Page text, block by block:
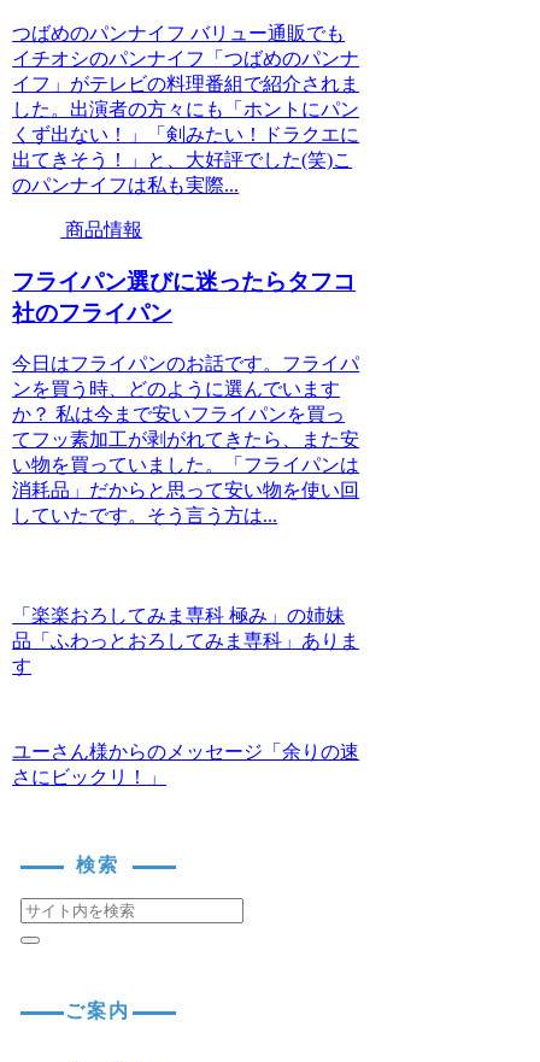
つばめのパンナイフ バリュー通販でも
イチオシのパンナイフ「つばめのパンナ
イフ」がテレビの料理番組で紹介されま
した。出演者の方々にも「ホントにパン
くず出ない！」「剣みたい！ドラクエに
出てきそう！」と、大好評でした(笑)こ
のパンナイフは私も実際...
商品情報
フライパン選びに迷ったらタフコ
社のフライパン
今日はフライパンのお話です。フライパ
ンを買う時、どのように選んでいます
か？ 私は今まで安いフライパンを買っ
てフッ素加工が剥がれてきたら、また安
い物を買っていました。「フライパンは
消耗品」だからと思って安い物を使い回
していたです。そう言う方は...
「楽楽おろしてみま専科 極み」の姉妹
品「ふわっとおろしてみま専科」ありま
す
ユーさん様からのメッセージ「余りの速
さにビックリ！」
検索
ご案内